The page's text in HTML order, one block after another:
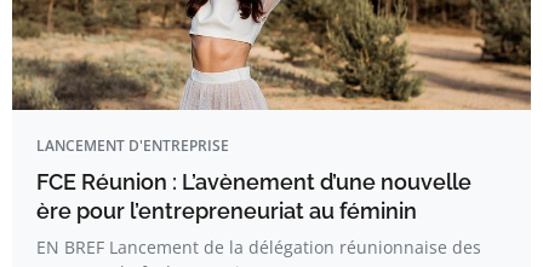
LANCEMENT D'ENTREPRISE
FCE Réunion : L’avènement d’une nouvelle
ère pour l’entrepreneuriat au féminin
EN BREF Lancement de la délégation réunionnaise des